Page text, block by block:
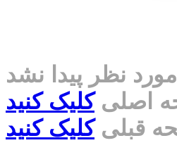
نظر پیدا نشد
اصلیکلیک کنید
قبلیکلیک کنید